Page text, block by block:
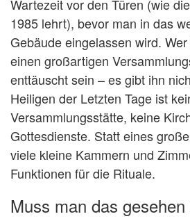
Wartezeit vor den Türen (wie
1985 lehrt), bevor man in das
Gebäude eingelassen wird.
einen großartigen
enttäuscht sein – es gibt ihn
Heiligen der Letzten Tage ist
Versammlungsstätte, keine
Gottesdienste. Statt eines
viele kleine Kammern und
Funktionen für die Rituale.
Muss man das